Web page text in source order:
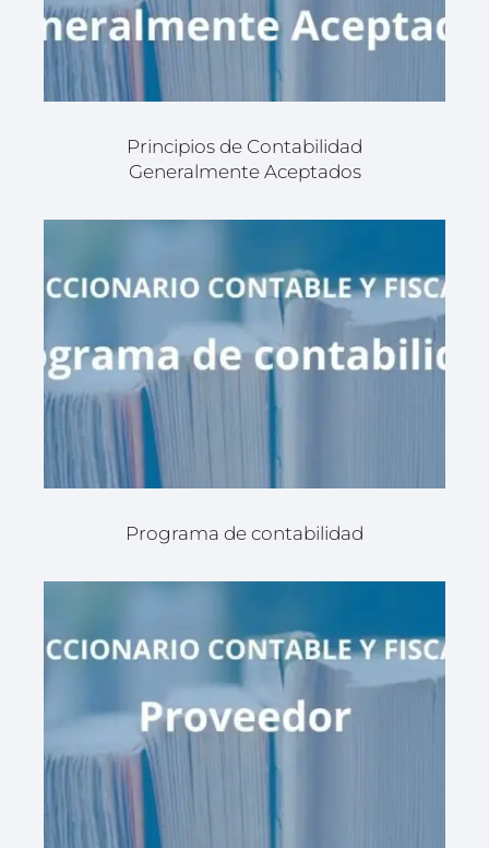
Principios de Contabilidad
Generalmente Aceptados
Programa de contabilidad